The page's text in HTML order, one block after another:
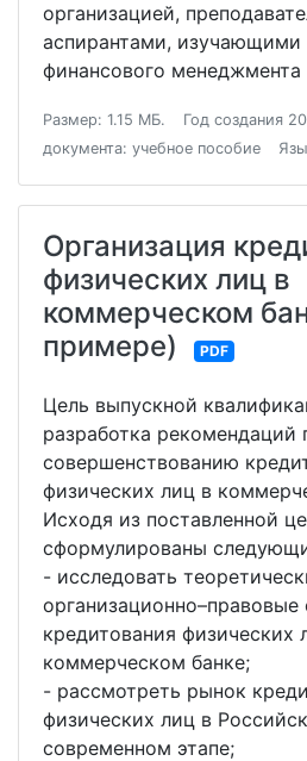
организацией,
аспирантами, изучающими
финансового менеджмента
Размер: 1.15 МБ. Год создания
документа: учебное пособие
Организация
физических лиц в
коммерческом
примере)
PDF
Цель выпускной
разработка рекомендаций
совершенствованию
физических лиц в
Исходя из поставленной
сформулированы
- исследовать
организационно–правовые
кредитования физических
коммерческом банке;
- рассмотреть рынок
физических лиц в
современном этапе;